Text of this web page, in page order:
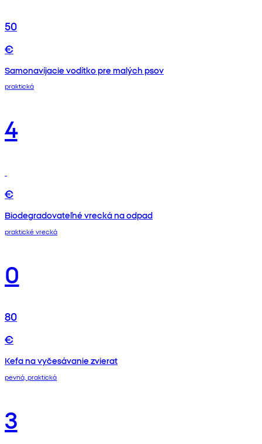
50
€
Samonavíjacie vodítko pre malých psov
praktická
4
€
Biodegradovateľné vrecká na odpad
praktické vrecká
0
80
€
Kefa na vyčesávanie zvierat
pevná, praktická
3